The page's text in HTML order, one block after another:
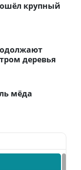
крупный
деревья
мёда